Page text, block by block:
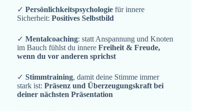
✓ Persönlichkeitspsychologie für innere
Sicherheit: Positives Selbstbild
✓ Mentalcoaching: statt Anspannung und Knoten
im Bauch fühlst du innere Freiheit & Freude,
wenn du vor anderen sprichst
✓ Stimmtraining, damit deine Stimme immer
stark ist: Präsenz und Überzeugungskraft bei
deiner nächsten Präsentation